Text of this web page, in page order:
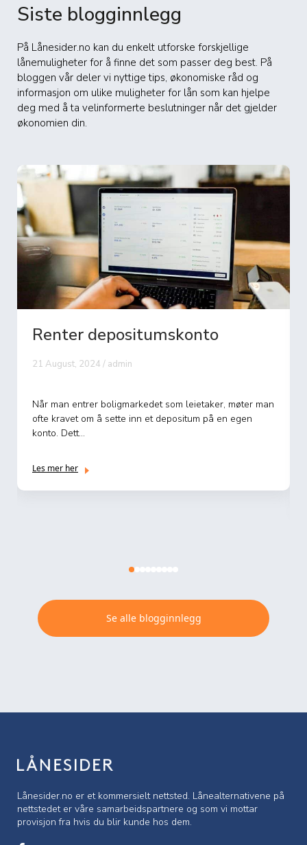
Siste blogginnlegg
På Lånesider.no kan du enkelt utforske forskjellige
lånemuligheter for å finne det som passer deg best. På
bloggen vår deler vi nyttige tips, økonomiske råd og
informasjon om ulike muligheter for lån som kan hjelpe
deg med å ta velinformerte beslutninger når det gjelder
økonomien din.
Hvordan regne renter på
sparekonto
Hvordan regne renter på sparekonto Sparing er et viktig
aspekt av personlig økonomi, og å forstå hvordan renter
Les mer her
Se alle blogginnlegg
Lånesider.no er et kommersielt nettsted. Lånealternativene på
nettstedet er våre samarbeidspartnere og som vi mottar
provisjon fra hvis du blir kunde hos dem.